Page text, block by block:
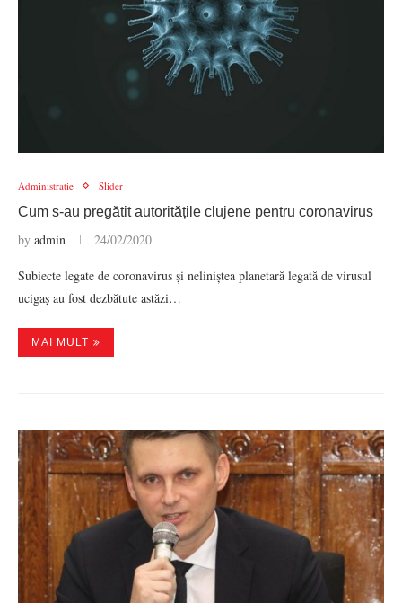
Administratie Slider
Cum s-au pregătit autoritățile clujene pentru coronavirus
by admin 24/02/2020
Subiecte legate de coronavirus și neliniștea planetară legată de virusul
ucigaș au fost dezbătute astăzi…
MAI MULT